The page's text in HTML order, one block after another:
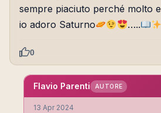
sempre piaciuto perché molto
io adoro Saturno
…..
0
Flavio Parenti AUTORE
13 Apr 2024